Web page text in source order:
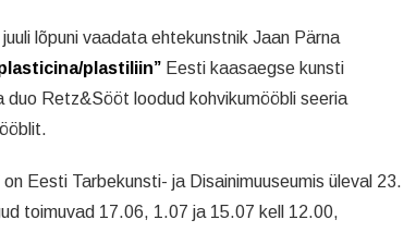
lõpuni vaadata ehtekunstnik Jaan Pärna
plastiliin” Eesti kaasaegse kunsti
duo Retz&Sööt loodud kohvikumööbli seeria
on Eesti Tarbekunsti- ja Disainimuuseumis üleval 23.
toimuvad 17.06, 1.07 ja 15.07 kell 12.00,